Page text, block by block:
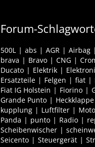
Forum-
500L abs AGR Airbag
brava
Bravo CNG
Ducato
Elektrik
Ersatzteile
Felgen fiat
Fiat IG Holstein
Fiorino
Grande Punto
Heckklappe
kupplung
Luftfilter
Panda
punto Radio
Scheibenwischer
Seicento
Steuergerät